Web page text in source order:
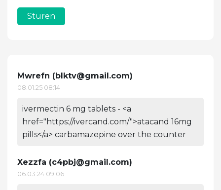
Sturen
Mwrefn (blktv@gmail.com)
08.01.25 08:14
ivermectin 6 mg tablets - <a
href="https://ivercand.com/">atacand 16mg
pills</a> carbamazepine over the counter
Xezzfa (c4pbj@gmail.com)
06.03.24 09:06